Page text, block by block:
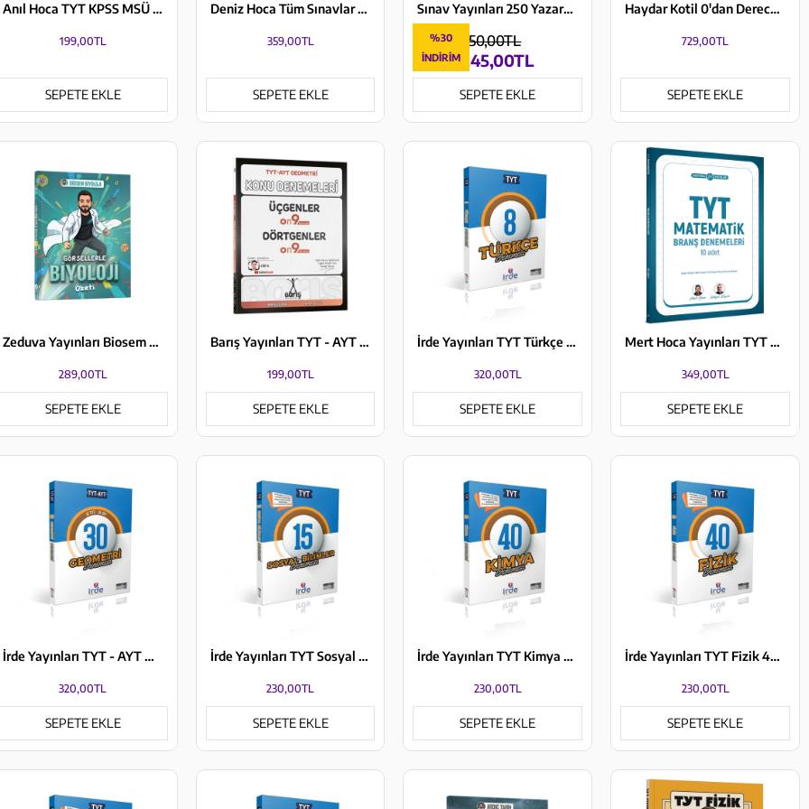
Anıl Hoca TYT KPSS MSÜ ALES DGS Problemler 20+1 Deneme KR Akademi Yayınları
199,00TL
SEPETE EKLE
Deniz Hoca Tüm Sınavlar İçin Paragraf Soru Bankası Meşakkat Serisi KR Akademi Yayınları
359,00TL
SEPETE EKLE
Sınav Yayınları 250 Yazardan Sınav Kalitesinde TYT 5 Deneme: Çıkması Muhtemel 600 Soru
%30
İNDIRIM
245,00TL
350,00TL
SEPETE EKLE
Haydar Kotil 0'dan Dereceye TYT Tüm Dersler Sınava Hazırlanma El Kitabı KR Akademi Yayınları
729,00TL
SEPETE EKLE
Zeduva Yayınları Biosem Biyoloji Görsellerle Biyoloji Özeti Cep Kitabı
289,00TL
SEPETE EKLE
Barış Yayınları TYT - AYT Geometri Üçgenler Dörtgenler Konu Denemeleri
199,00TL
SEPETE EKLE
İrde Yayınları TYT Türkçe 8 Denemesi
320,00TL
SEPETE EKLE
Mert Hoca Yayınları TYT Matematik Branş Denemeleri 10 Adet
349,00TL
SEPETE EKLE
İrde Yayınları TYT - AYT Geometri 30 Denemesi
320,00TL
SEPETE EKLE
İrde Yayınları TYT Sosyal Bilimler 15 Denemesi
230,00TL
SEPETE EKLE
İrde Yayınları TYT Kimya 40 Denemesi
230,00TL
SEPETE EKLE
İrde Yayınları TYT Fizik 40 Denemesi
230,00TL
SEPETE EKLE